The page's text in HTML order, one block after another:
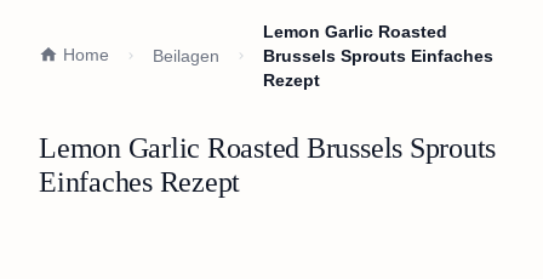
Home Beilagen
Lemon Garlic Roasted
Brussels Sprouts Einfaches
Rezept
Lemon Garlic Roasted Brussels Sprouts
Einfaches Rezept